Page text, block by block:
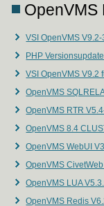
OpenVMS
VSI OpenVMS
PHP
VSI OpenVMS V9.2
OpenVMS
OpenVMS RTR
OpenVMS 8.4
OpenVMS WebUI
OpenVMS
OpenVMS LUA
OpenVMS Redis